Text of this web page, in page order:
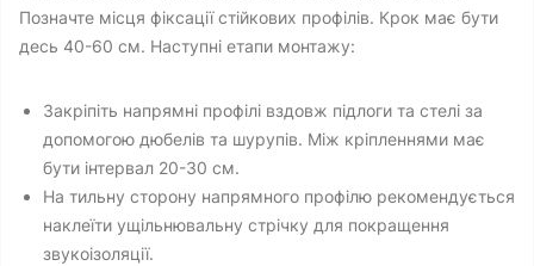
Позначте місця фіксації стійкових профілів. Крок має бути
десь 40-60 см. Наступні етапи монтажу:
Закріпіть напрямні профілі вздовж підлоги та стелі за
допомогою дюбелів та шурупів. Між кріпленнями має
бути інтервал 20-30 см.
На тильну сторону напрямного профілю рекомендується
наклеїти ущільнювальну стрічку для покращення
звукоізоляції.